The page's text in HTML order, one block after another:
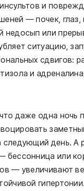
и
— почек, глаз,
недосып или
ситуацию,
сдвигов:
и
даже одна ночь
следующий день. А
бессонница или
— увеличивают